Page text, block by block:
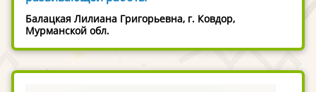
Балацкая Лилиана Григорьевна, г. Ковдор,
Мурманской обл.